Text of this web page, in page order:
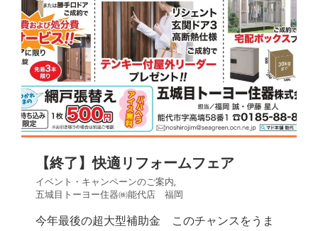
【終了】快適リフォームフェア
イベント・キャンペーンのご案内
五城目トーヨー住器㈱能代店 福岡
今年最後の超大型補助金 このチャンスをうま